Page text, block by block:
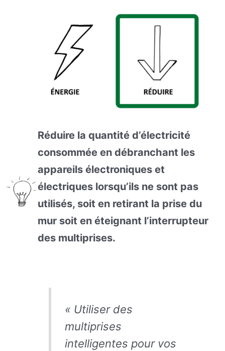
Réduire la quantité d’électricité
consommée en débranchant les
appareils électroniques et
électriques lorsqu’ils ne sont pas
utilisés, soit en retirant la prise du
mur soit en éteignant l’interrupteur
des multiprises.
« Utiliser des
multiprises
intelligentes pour vos